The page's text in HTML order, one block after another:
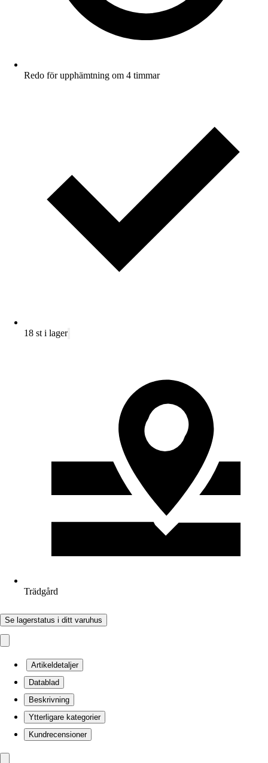
Redo för upphämtning om 4 timmar
18 st i lager
Trädgård
Se lagerstatus i ditt varuhus
Artikeldetaljer
Datablad
Beskrivning
Ytterligare kategorier
Kundrecensioner